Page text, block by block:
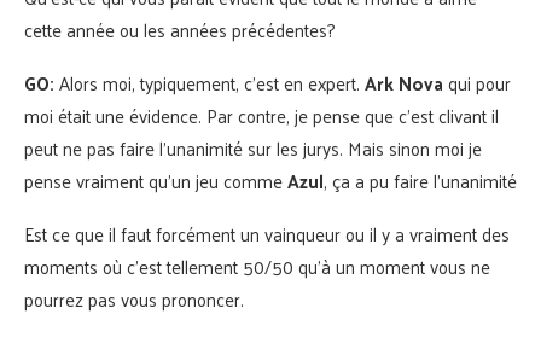
cette année ou les années précédentes?
GO:Alors moi, typiquement, c’est en expert.Ark Novaqui pour
moi était une évidence. Par contre, je pense que c’est clivant il
peut ne pas faire l’unanimité sur les jurys. Mais sinon moi je
pense vraiment qu’un jeu commeAzul, ça a pu faire l’unanimité
Est ce que il faut forcément un vainqueur ou il y a vraiment des
moments où c’est tellement 50/50 qu’à un moment vous ne
pourrez pas vous prononcer.